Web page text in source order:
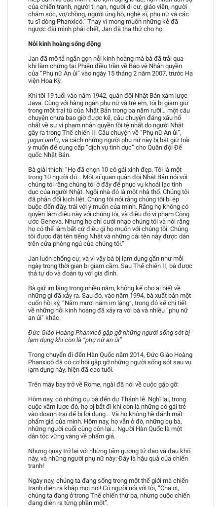
của chiến tranh, người tị nạn, người di cư, giáo viên, người
chăm sóc, vợ/chồng, người ủng hộ, nghệ sĩ, phụ nữ và các
tu sĩ dòng Phanxicô.” Thay vì mong muốn những kẻ đã
ngược đãi mình phải chết, Jan đã tha thứ cho họ.
Nỗi kinh hoàng sống động
Jan đã mô tả ngắn gọn nỗi kinh hoàng mà bà đã trải qua
khi làm chứng tại Phiên điều trần về Bảo vệ Nhân quyền
của “Phụ nữ An ủi” vào ngày 15 tháng 2 năm 2007, trước Hạ
viện Hoa Kỳ.
Khi tôi 19 tuổi vào năm 1942, quân đội Nhật Bản xâm lược
Java. Cùng với hàng ngàn phụ nữ và trẻ em, tôi bị giam giữ
trong một trại tù của Nhật Bản trong ba năm rưỡi… một câu
chuyện chưa bao giờ được kể, câu chuyện đáng xấu hổ
nhất về sự vi phạm nhân quyền tồi tệ nhất do người Nhật
gây ra trong Thế chiến II: Câu chuyện về “Phụ nữ An ủi”,
jugun ianfu, và cách những người phụ nữ này bị bắt giữ trái
ý muốn để cung cấp “dịch vụ tình dục” cho Quân đội Đế
quốc Nhật Bản.
Bà giải thích: “Họ đã chọn 10 cô gái xinh đẹp. Tôi là một
trong 10 người đó… Một sĩ quan quân đội Nhật Bản nói với
chúng tôi rằng chúng tôi ở đây để phục vụ khoái lạc tình
dục của người Nhật. Ngôi nhà đó là một nhà thổ. Chúng tôi
đã phản đối kịch liệt. Chúng tôi nói rằng chúng tôi bị ép
buộc đến đây, trái với ý muốn của mình. Rằng họ không có
quyền làm điều này với chúng tôi, và điều đó vi phạm Công
ước Geneva. Nhưng họ chỉ cười nhạo chúng tôi và nói rằng
họ có thể làm bất cứ điều gì họ muốn với chúng tôi. Chúng
tôi được đặt tên tiếng Nhật và những cái tên này được dán
trên cửa phòng ngủ của chúng tôi.”
Jan luôn chống cự, và vì vậy bà bị lạm dụng gần như mỗi
ngày trong thời gian bị giam cầm. Sau Thế chiến II, bà được
thả tự do và đoàn tụ với gia đình.
Bà giữ im lặng trong nhiều năm, không kể cho ai biết về
những gì đã xảy ra. Sau đó, vào năm 1994, bà xuất bản một
cuốn hồi ký, “Năm mươi năm im lặng”, trong đó kể chi tiết
về những nỗi kinh hoàng đã xảy ra với bà và nhiều “phụ nữ
an ủi” khác.
Đức Giáo Hoàng Phanxicô gặp gỡ những người sống sót bị
lạm dụng khi còn là “phụ nữ an ủi”
Trong chuyến đi đến Hàn Quốc năm 2014, Đức Giáo Hoàng
Phanxicô đã có cơ hội gặp gỡ những người sống sót sau vụ
lạm dụng này, hiện đã cao tuổi.
Trên máy bay trở về Rome, ngài đã nói về cuộc gặp gỡ:
Hôm nay, có những cụ bà đến dự Thánh lễ. Nghĩ lại, trong
cuộc xâm lược đó, họ bị bắt đi khi còn là những cô gái trẻ
vào doanh trại để bị lợi dụng… Và họ không hề đánh mất
phẩm giá của mình. Hôm nay, họ vẫn ở đó, những cụ bà,
những người cuối cùng còn lại… Người Hàn Quốc là một
dân tộc vững vàng về phẩm giá.
Nhưng quay trở lại với những tấm gương tử đạo và đau khổ
này, và những người phụ nữ này: Đây là hậu quả của chiến
tranh!
Ngày nay, chúng ta đang sống trong một thế giới mà chiến
tranh diễn ra khắp mọi nơi! Có người nói với tôi, “Cha ơi,
chúng ta đang ở trong Thế chiến thứ ba, nhưng cuộc chiến
đang diễn ra từng phần một”.